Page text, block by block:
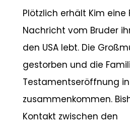
Plötzlich erhält Kim eine
Nachricht vom Bruder
den USA lebt. Die
gestorben und die
Testamentseröffnung in
zusammenkommen.
Kontakt zwischen den